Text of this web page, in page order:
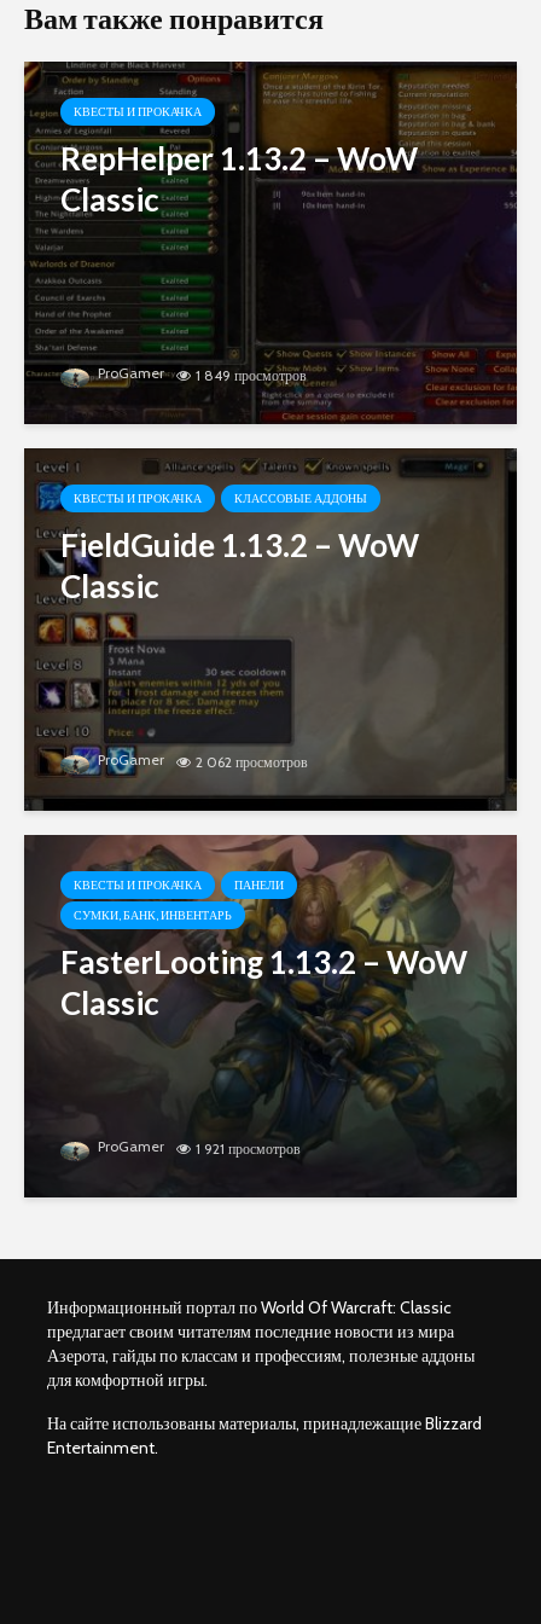
Вам также понравится
КВЕСТЫ И ПРОКАЧКА
RepHelper 1.13.2 – WoW
Classic
ProGamer 1 849 просмотров
КВЕСТЫ И ПРОКАЧКА КЛАССОВЫЕ АДДОНЫ
FieldGuide 1.13.2 – WoW
Classic
ProGamer 2 062 просмотров
КВЕСТЫ И ПРОКАЧКА
ПАНЕЛИ
СУМКИ, БАНК, ИНВЕНТАРЬ
FasterLooting 1.13.2 – WoW
Classic
ProGamer 1 921 просмотров
Информационный портал по World Of Warcraft: Classic
предлагает своим читателям последние новости из мира
Азерота, гайды по классам и профессиям, полезные аддоны
для комфортной игры.
На сайте использованы материалы, принадлежащие Blizzard
Entertainment.